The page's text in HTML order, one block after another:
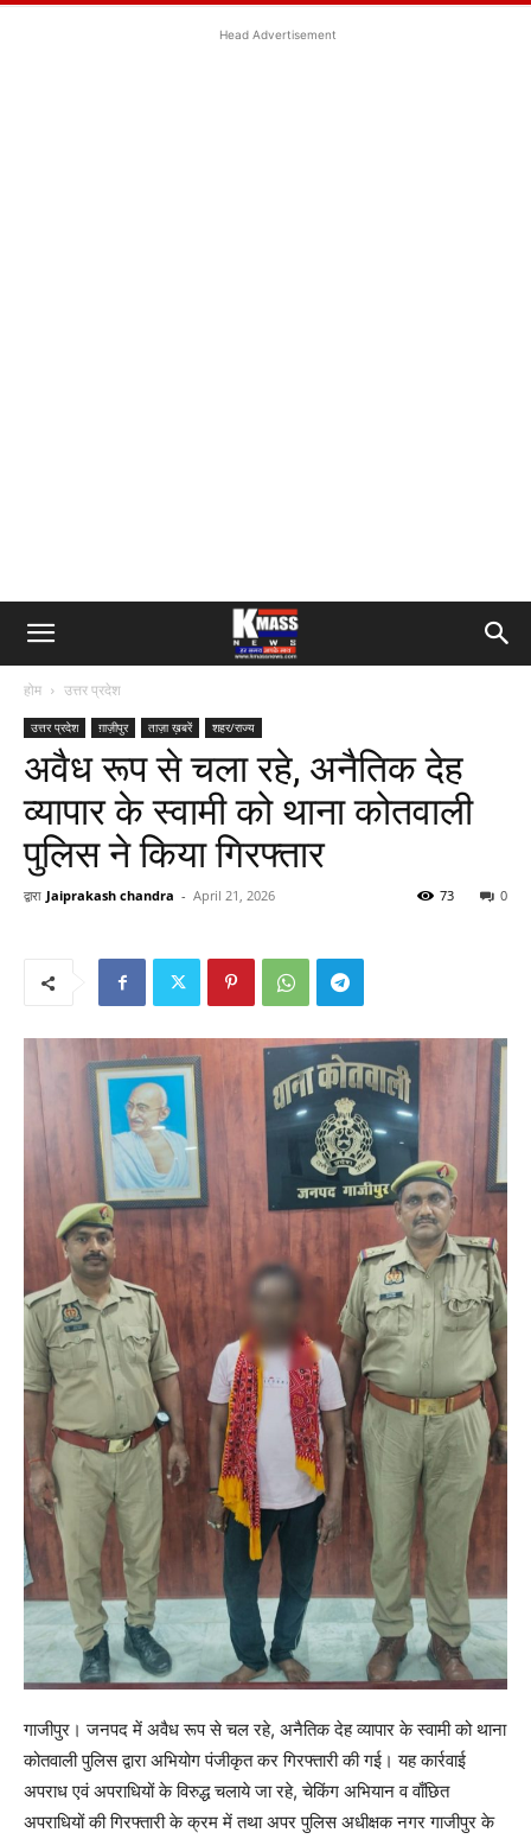
Head Advertisement
होम उत्तर प्रदेश
उत्तर प्रदेश ग़ाज़ीपुर ताज़ा ख़बरें शहर/राज्य
अवैध रूप से चला रहे, अनैतिक देह
व्यापार के स्वामी को थाना कोतवाली
पुलिस ने किया गिरफ्तार
द्वारा Jaiprakash chandra - April 21, 2026 0
73
गाजीपुर। जनपद में अवैध रूप से चल रहे, अनैतिक देह व्यापार के स्वामी को थाना
कोतवाली पुलिस द्वारा अभियोग पंजीकृत कर गिरफ्तारी की गई। यह कार्रवाई
अपराध एवं अपराधियों के विरुद्ध चलाये जा रहे, चेकिंग अभियान व वाँछित
अपराधियों की गिरफ्तारी के क्रम में तथा अपर पुलिस अधीक्षक नगर गाजीपुर के